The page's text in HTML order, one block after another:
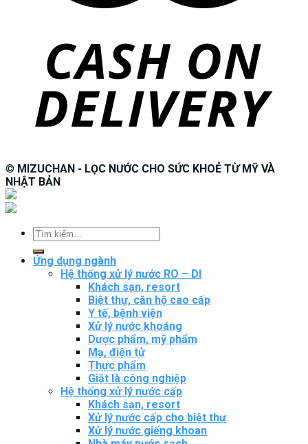
© MIZUCHAN - LỌC NƯỚC CHO SỨC KHOẺ TỪ MỸ VÀ
NHẬT BẢN
Tìm
Ứng dụng ngành
Hệ thống xử lý nước RO – DI
Khách sạn, resort
Biệt thự, căn hộ cao cấp
Y tế, bệnh viện
Xử lý nước khoáng
Dược phẩm, mỹ phẩm
Mạ, điện tử
Thực phẩm
Giặt là công nghiệp
Hệ thống xử lý nước cấp
Khách sạn, resort
Xử lý nước cấp cho biệt thự
Xử lý nước giếng khoan